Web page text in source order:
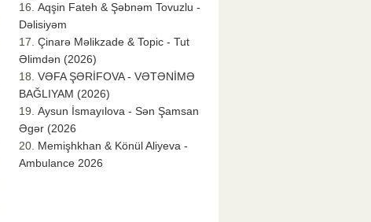
Aqşin Fateh & Şəbnəm Tovuzlu -
Dəlisiyəm
Çinarə Məlikzade & Topic - Tut
Əlimdən (2026)
VƏFA ŞƏRİFOVA - VƏTƏNİMƏ
BAĞLIYAM (2026)
Aysun İsmayılova - Sən Şamsan
Əgər (2026
Memişhkhan & Könül Aliyeva -
Ambulance 2026